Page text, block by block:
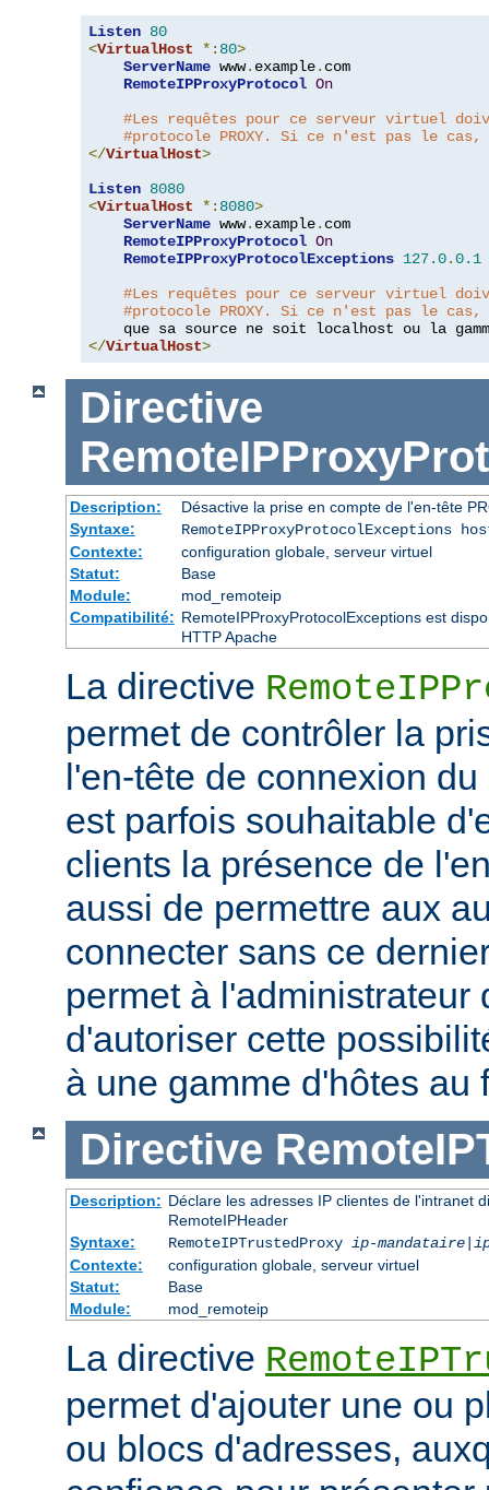
Listen 80
<VirtualHost *: 80>
ServerName www. example. com
RemoteIPProxyProtocol On
#Les requêtes pour ce serveur virtuel
#protocole PROXY. Si ce n'est pas le
</VirtualHost>
Listen 8080
<VirtualHost *: 8080>
ServerName www. example. com
RemoteIPProxyProtocol On
RemoteIPProxyProtocolExceptions 127.0.0.1
#Les requêtes pour ce serveur virtuel
#protocole PROXY. Si ce n'est pas le cas,
que sa source ne soit localhost ou la
</VirtualHost>
Directive
Description:
Désactive la prise en compte de l'en-tête
Syntaxe:
RemoteIPProxyProtocolExceptions
Contexte:
configuration globale, serveur virtuel
Statut:
Base
Module:
mod_remoteip
Compatibilité: RemoteIPProxyProtocolExceptions est
HTTP Apache
La directive
permet de contrôler la
l'en-tête de connexion
est parfois souhaitable
clients la présence de
aussi de permettre aux
connecter sans ce
permet à l'administrateur
d'autoriser cette
à une gamme d'hôtes au
Directive
Description: Déclare les adresses IP clientes de l'intranet
RemoteIPHeader
Syntaxe:
RemoteIPTrustedProxy ip-mandataire|
Contexte:
configuration globale, serveur virtuel
Statut:
Base
Module:
mod_remoteip
La directive
permet d'ajouter une ou
ou blocs d'adresses,